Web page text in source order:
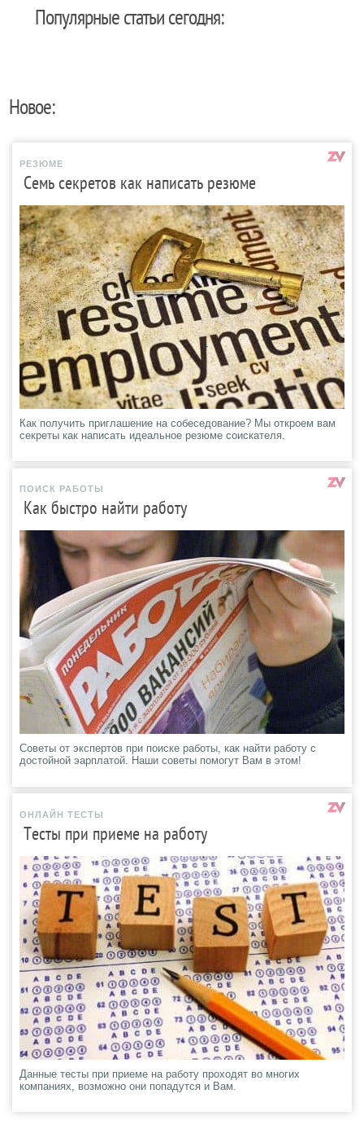
Популярные статьи сегодня:
Новое:
РЕЗЮМЕ
Семь секретов как написать резюме
Как получить приглашение на собеседование? Мы откроем вам
секреты как написать идеальное резюме соискателя.
ПОИСК РАБОТЫ
Как быстро найти работу
Советы от экспертов при поиске работы, как найти работу с
достойной эарплатой. Наши советы помогут Вам в этом!
ОНЛАЙН ТЕСТЫ
Тесты при приеме на работу
Данные тесты при приеме на работу проходят во многих
компаниях, возможно они попадутся и Вам.